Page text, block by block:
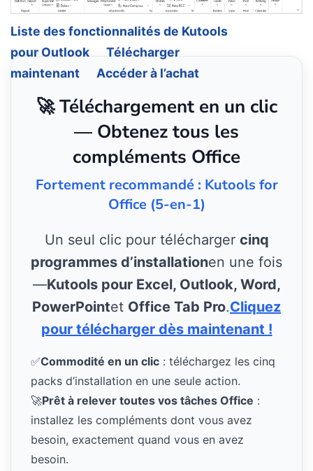
Liste des fonctionnalités de Kutools
pour Outlook
Télécharger
maintenant
Accéder à l’achat
🚀 Téléchargement en un clic
— Obtenez tous les
compléments Office
Fortement recommandé : Kutools for
Office (5-en-1)
Un seul clic pour télécharger cinq
programmes d’installationen une fois
—Kutools pour Excel, Outlook, Word,
PowerPointet Office Tab Pro.Cliquez
pour télécharger dès maintenant !
✅Commodité en un clic : téléchargez les cinq
packs d’installation en une seule action.
🚀Prêt à relever toutes vos tâches Office :
installez les compléments dont vous avez
besoin, exactement quand vous en avez
besoin.